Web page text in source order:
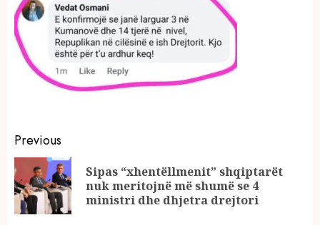
Continue
Reading
Previous
Sipas “xhentëllmenit” shqiptarët
nuk meritojnë më shumë se 4
ministri dhe dhjetra drejtori